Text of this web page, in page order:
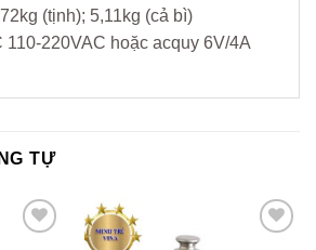
(tịnh); 5,11kg (cả bì)
110-220VAC hoặc acquy 6V/4A
TỰ